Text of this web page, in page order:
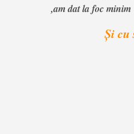
,am dat la foc
Şi cu